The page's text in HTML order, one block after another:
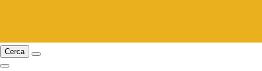
Cerca